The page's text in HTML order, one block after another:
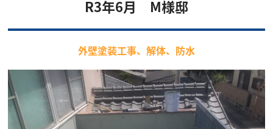
R3年6月 M様邸
外壁塗装工事、解体、防水